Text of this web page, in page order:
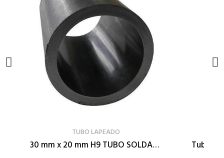
VER PRODUCTO
TUBO LAPEADO
30 mm x 20 mm H9 TUBO SOLDADO ESTIRADO EN FRIO